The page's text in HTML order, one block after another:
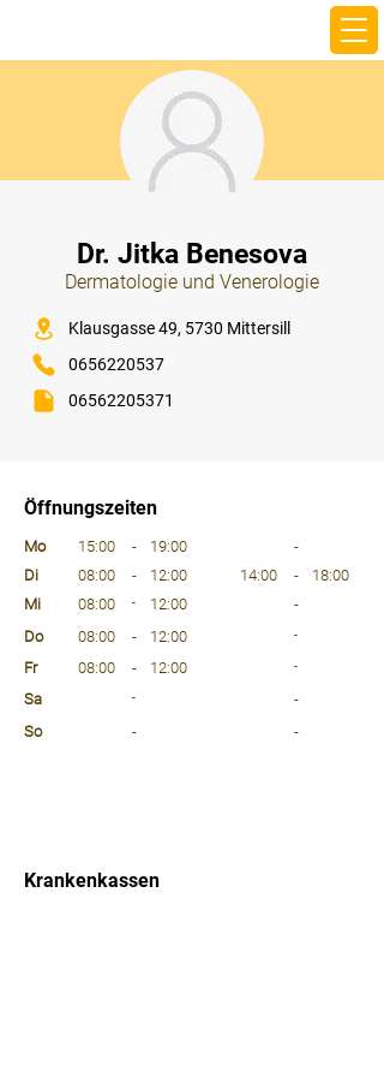
Dr. Jitka Benesova
Dermatologie und Venerologie
Klausgasse 49, 5730 Mittersill
0656220537
06562205371
Öffnungszeiten
Mo
15:00 - 19:00
-
Di
08:00 - 12:00 14:00 -
18:00
Mi
08:00 - 12:00
-
Do
08:00 - 12:00 -
Fr 08:00 - 12:00 -
Sa -
-
So
-
-
Krankenkassen